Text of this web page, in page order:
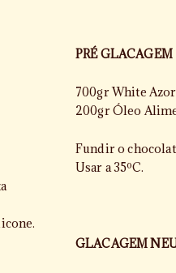
PRÉ GLACAGEM
700gr White Azor
200gr Óleo
Fundir o
Usar a 35ºC.
GLACAGEM